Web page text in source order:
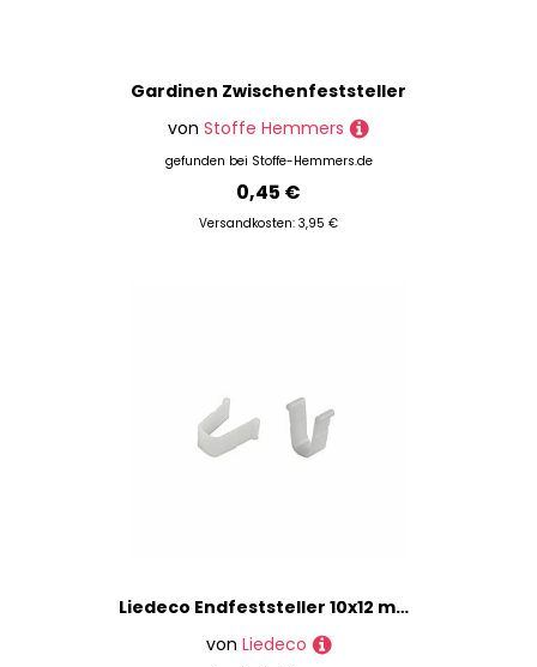
Gardinen Zwischenfeststeller
von Stoffe Hemmers
gefunden bei Stoffe-Hemmers.de
0,45 €
Versandkosten: 3,95 €
Liedeco Endfeststeller 10x12 mm für Gardinenschienen, Vorhangschienen
von Liedeco